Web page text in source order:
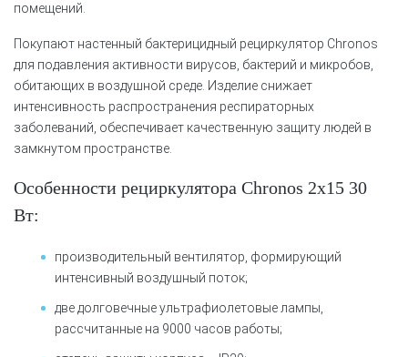
помещений.
Покупают настенный бактерицидный рециркулятор Chronos
для подавления активности вирусов, бактерий и микробов,
обитающих в воздушной среде. Изделие снижает
интенсивность распространения респираторных
заболеваний, обеспечивает качественную защиту людей в
замкнутом пространстве.
Особенности рециркулятора Chronos 2х15 30
Вт:
производительный вентилятор, формирующий
интенсивный воздушный поток;
две долговечные ультрафиолетовые лампы,
рассчитанные на 9000 часов работы;